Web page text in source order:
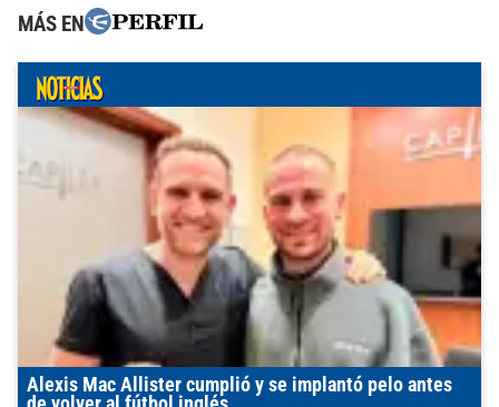
MÁS EN
Alexis Mac Allister cumplió y se implantó pelo antes